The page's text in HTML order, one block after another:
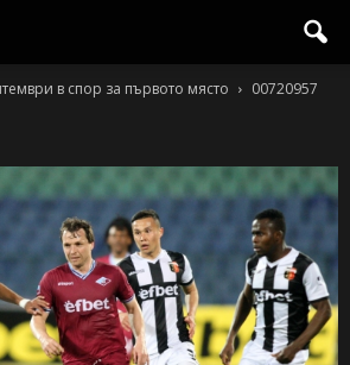
в спор за първото място 00720957